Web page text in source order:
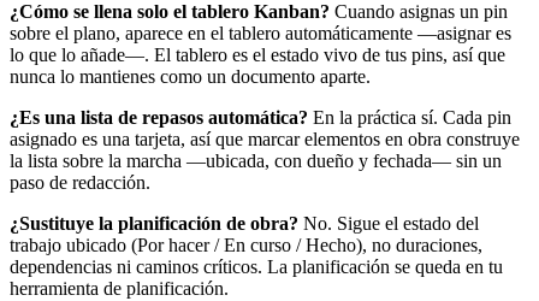
¿Cómo se llena solo el tablero Kanban? Cuando asignas un pin
sobre el plano, aparece en el tablero automáticamente —asignar es
lo que lo añade—. El tablero es el estado vivo de tus pins, así que
nunca lo mantienes como un documento aparte.
¿Es una lista de repasos automática? En la práctica sí. Cada pin
asignado es una tarjeta, así que marcar elementos en obra construye
la lista sobre la marcha —ubicada, con dueño y fechada— sin un
paso de redacción.
¿Sustituye la planificación de obra? No. Sigue el estado del
trabajo ubicado (Por hacer / En curso / Hecho), no duraciones,
dependencias ni caminos críticos. La planificación se queda en tu
herramienta de planificación.